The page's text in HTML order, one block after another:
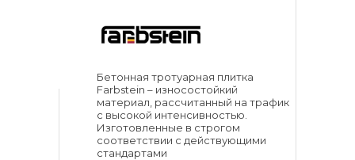
Бетонная тротуарная плитка
Farbstein – износостойкий
материал, рассчитанный на трафик
с высокой интенсивностью.
Изготовленные в строгом
соответствии с действующими
стандартами